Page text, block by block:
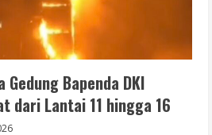
Bapenda DKI
dari Lantai 11 hingga 16